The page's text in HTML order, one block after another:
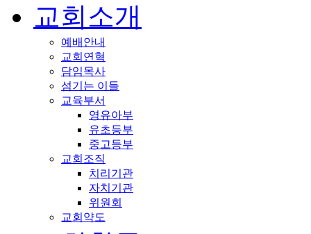
교회소개
예배안내
교회연혁
담임목사
섬기는 이들
교육부서
영유아부
유초등부
중고등부
교회조직
치리기관
자치기관
위원회
교회약도